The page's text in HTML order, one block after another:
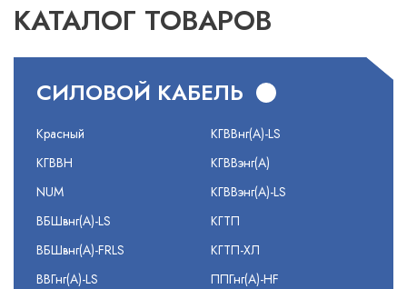
КАТАЛОГ ТОВАРОВ
СИЛОВОЙ КАБЕЛЬ
Красный
КГВВН
NUM
ВБШвнг(А)-LS
ВБШвнг(А)-FRLS
ВВГнг(А)-LS
КГВВнг(А)-LS
КГВВэнг(А)
КГВВэнг(А)-LS
КГТП
КГТП-ХЛ
ППГнг(А)-HF